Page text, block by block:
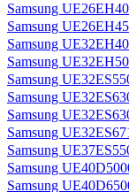
Samsung
Samsung
Samsung
Samsung
Samsung
Samsung
Samsung
Samsung
Samsung
Samsung
Samsung